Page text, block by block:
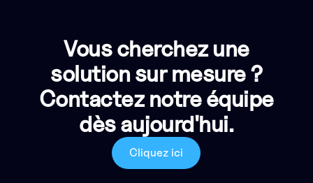
Vous cherchez une
solution sur mesure ?
Contactez notre équipe
dès aujourd'hui.
Cliquez ici